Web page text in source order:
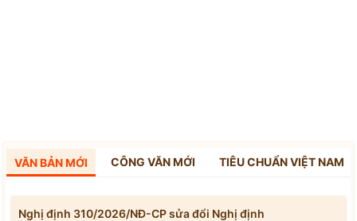
VĂN BẢN MỚI CÔNG VĂN MỚI TIÊU CHUẨN VIỆT NAM
Nghị định 310/2026/NĐ-CP sửa đổi Nghị định